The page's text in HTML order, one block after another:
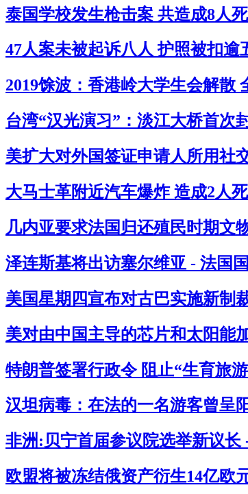
泰国学校发生枪击案 共造成8人
47人案未被起诉八人 护照被扣
2019馀波：香港岭大学生会解散
台湾“汉光演习”：淡江大桥首次
美扩大对外国签证申请人所用社
大马士革附近汽车爆炸 造成2人
几内亚要求法国归还殖民时期文
泽连斯基将出访塞尔维亚 - 法国
美国星期四宣布对古巴实施新制
美对由中国主导的芯片和太阳能
特朗普签署行政令 阻止“生育旅
汉坦病毒：在法的一名游客曾呈
非洲:贝宁首届参议院选举新议长
欧盟将被冻结俄资产衍生14亿欧